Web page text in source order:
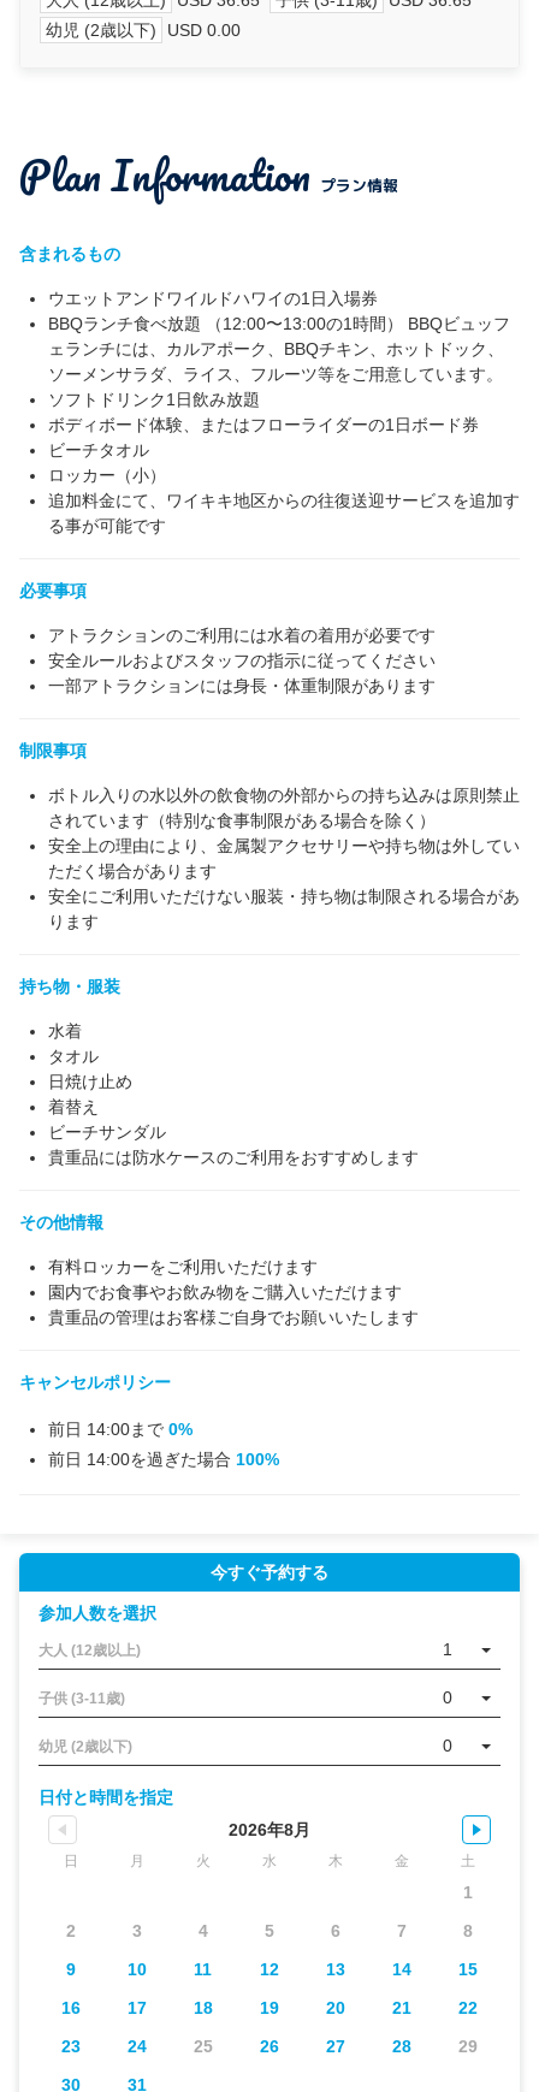
幼児 (2歳以下)
USD 0.00
Plan Information プラン情報
含まれるもの
ウエットアンドワイルドハワイの1日入場券
BBQランチ食べ放題 （12:00〜13:00の1時間） BBQビュッフ
ェランチには、カルアポーク、BBQチキン、ホットドック、
ソーメンサラダ、ライス、フルーツ等をご用意しています。
ソフトドリンク1日飲み放題
ボディボード体験、またはフローライダーの1日ボード券
ビーチタオル
ロッカー（小）
追加料金にて、ワイキキ地区からの往復送迎サービスを追加す
る事が可能です
必要事項
アトラクションのご利用には水着の着用が必要です
安全ルールおよびスタッフの指示に従ってください
一部アトラクションには身長・体重制限があります
制限事項
ボトル入りの水以外の飲食物の外部からの持ち込みは原則禁止
されています（特別な食事制限がある場合を除く）
安全上の理由により、金属製アクセサリーや持ち物は外してい
ただく場合があります
安全にご利用いただけない服装・持ち物は制限される場合があ
ります
持ち物・服装
水着
タオル
日焼け止め
着替え
ビーチサンダル
貴重品には防水ケースのご利用をおすすめします
その他情報
有料ロッカーをご利用いただけます
園内でお食事やお飲み物をご購入いただけます
貴重品の管理はお客様ご自身でお願いいたします
キャンセルポリシー
前日 14:00まで 0%
前日 14:00を過ぎた場合 100%
今すぐ予約する
参加人数を選択
大人 (12歳以上) 1
子供 (3-11歳) 0
幼児 (2歳以下) 0
日付と時間を指定
2026年8月
日 月 火 水 木 金 土
1
2
3 4 5 6 7
8
9
10 11 12 13 14
15
16
17 18 19 20 21
22
23
24 25 26 27 28
29
30
31